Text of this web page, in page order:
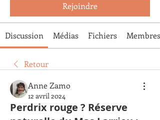
Rejoindre
Discussion Médias Fichiers Membres
Retour
Anne Zamo
12 avril 2024
Perdrix rouge ? Réserve